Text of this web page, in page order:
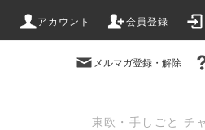
アカウント 会員登録
メルマガ登録・解除
東欧・手しごと チ